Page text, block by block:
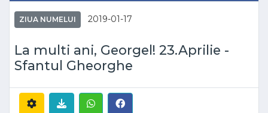
ZIUA NUMELUI 2019-01-17
La multi ani, Georgel! 23.Aprilie -
Sfantul Gheorghe